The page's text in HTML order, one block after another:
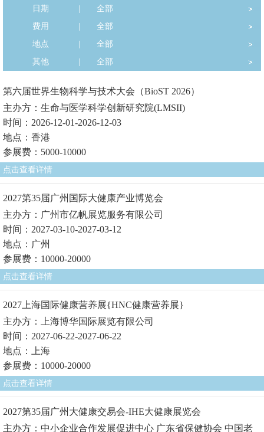
日期
全部
费用
全部
地点
全部
其他
全部
第六届世界生物科学与技术大会（BioST 2026）
主办方：生命与医学科学创新研究院(LMSII)
时间：2026-12-01-2026-12-03
地点：香港
参展费：5000-10000
点击查看详情
2027第35届广州国际大健康产业博览会
主办方：广州市亿帆展览服务有限公司
时间：2027-03-10-2027-03-12
地点：广州
参展费：10000-20000
点击查看详情
2027上海国际健康营养展{HNC健康营养展}
主办方：上海博华国际展览有限公司
时间：2027-06-22-2027-06-22
地点：上海
参展费：10000-20000
点击查看详情
2027第35届广州大健康交易会-IHE大健康展览会
主办方：中小企业合作发展促进中心 广东省保健协会 中国老